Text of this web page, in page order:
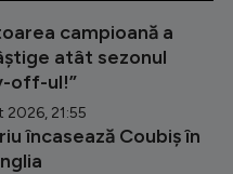
campioană a
atât sezonul
off-ul!”
21:55
încasează Coubiș în